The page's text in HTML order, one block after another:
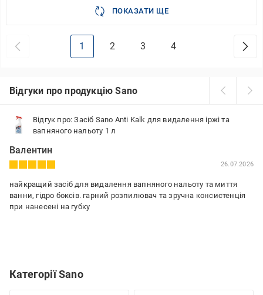
ПОКАЗАТИ ЩЕ
1 2 3 4
Відгуки про продукцію Sano
Відгук про: Засіб Sano Anti Kalk для видалення іржі та
вапняного нальоту 1 л
Валентин
26.07.2026
найкращий засіб для видалення вапняного нальоту та миття
ванни, гідро боксів. гарний розпилювач та зручна консистенція
при нанесені на губку
Категорії Sano